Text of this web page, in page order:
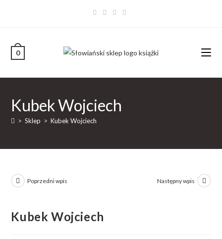
0
Kubek Wojciech
> Sklep > Kubek Wojciech
Poprzedni wpis Następny wpis
Kubek Wojciech